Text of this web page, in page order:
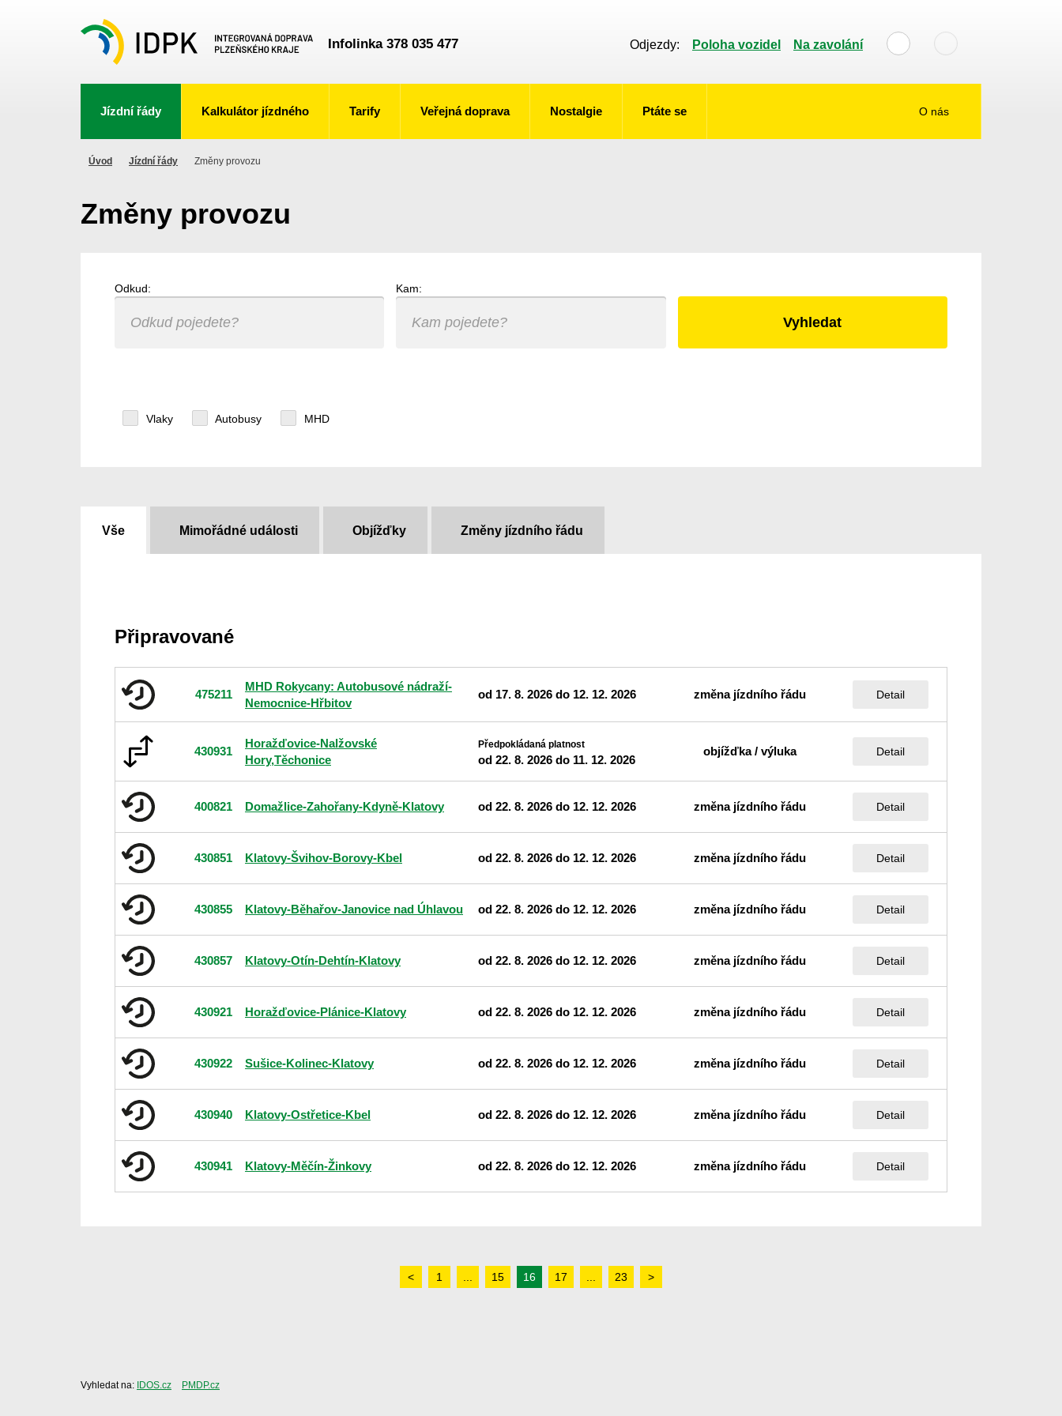
Infolinka 378 035 477 Odjezdy: Poloha vozidel Na zavolání
Jízdní řády Kalkulátor jízdného Tarify O nás
Veřejná doprava Nostalgie Ptáte se
Úvod Jízdní řády Změny provozu
Změny provozu
Odkud: Kam:
Vlaky Autobusy MHD
Vše Mimořádné události Objížďky Změny jízdního řádu
Připravované
475211
MHD Rokycany: Autobusové nádraží-
Nemocnice-Hřbitov
od 17. 8. 2026 do 12. 12. 2026 změna jízdního řádu Detail
430931
Horažďovice-Nalžovské
Hory,Těchonice
Předpokládaná platnost
od 22. 8. 2026 do 11. 12. 2026
objížďka / výluka Detail
400821 Domažlice-Zahořany-Kdyně-Klatovy od 22. 8. 2026 do 12. 12. 2026 změna jízdního řádu Detail
430851 Klatovy-Švihov-Borovy-Kbel od 22. 8. 2026 do 12. 12. 2026 změna jízdního řádu Detail
430855 Klatovy-Běhařov-Janovice nad Úhlavou od 22. 8. 2026 do 12. 12. 2026 změna jízdního řádu Detail
430857 Klatovy-Otín-Dehtín-Klatovy od 22. 8. 2026 do 12. 12. 2026 změna jízdního řádu Detail
430921 Horažďovice-Plánice-Klatovy od 22. 8. 2026 do 12. 12. 2026 změna jízdního řádu Detail
430922 Sušice-Kolinec-Klatovy od 22. 8. 2026 do 12. 12. 2026 změna jízdního řádu Detail
430940 Klatovy-Ostřetice-Kbel od 22. 8. 2026 do 12. 12. 2026 změna jízdního řádu Detail
430941 Klatovy-Měčín-Žinkovy od 22. 8. 2026 do 12. 12. 2026 změna jízdního řádu Detail
< 1 ... 15 16 17 ... 23 >
Vyhledat na: IDOS.cz PMDP.cz